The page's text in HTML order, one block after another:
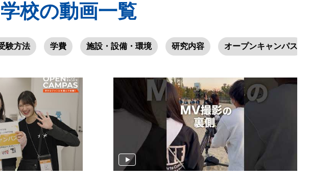
校の動画一覧
験方法 学費 施設・設備・環境 研究内容 オープンキャンパス